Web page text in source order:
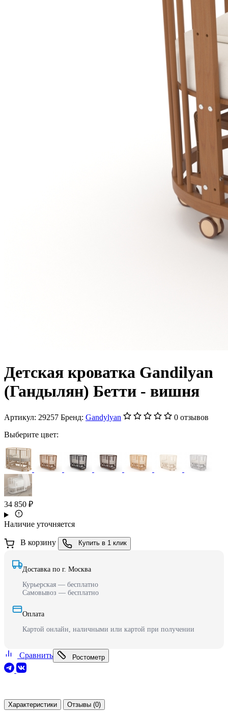
Детская кроватка Gandilyan
(Гандылян) Бетти - вишня
Артикул: 29257 Бренд: Gandylyan
0 отзывов
Выберите цвет:
34 850 ₽
Наличие уточняется
В корзину Купить в 1 клик
Доставка по г. Москва
Курьерская — бесплатно
Самовывоз — бесплатно
Оплата
Картой онлайн, наличными или картой при получении
Сравнить Ростометр
Характеристики Отзывы (0)